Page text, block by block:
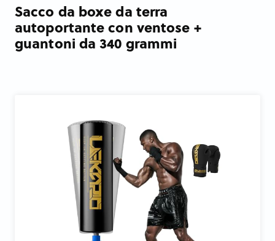
Sacco da boxe da terra
autoportante con ventose +
guantoni da 340 grammi